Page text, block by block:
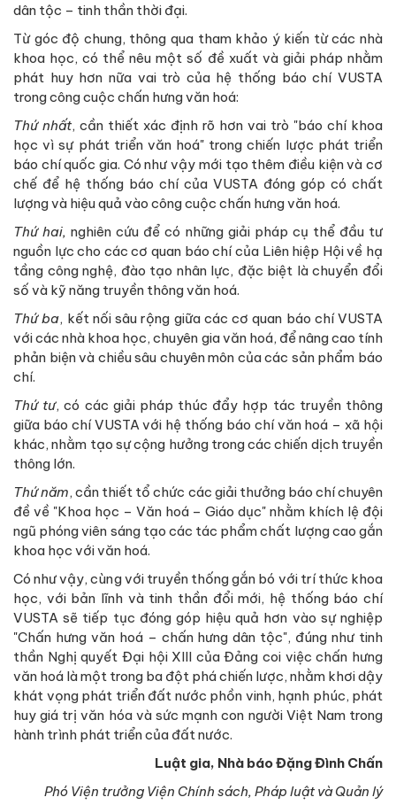
dân tộc – tinh thần thời đại.
Từ góc độ chung, thông qua tham khảo ý kiến từ các nhà
khoa học, có thể nêu một số đề xuất và giải pháp nhằm
phát huy hơn nữa vai trò của hệ thống báo chí VUSTA
trong công cuộc chấn hưng văn hoá:
Thứ nhất, cần thiết xác định rõ hơn vai trò "báo chí khoa
học vì sự phát triển văn hoá" trong chiến lược phát triển
báo chí quốc gia. Có như vậy mới tạo thêm điều kiện và cơ
chế để hệ thống báo chí của VUSTA đóng góp có chất
lượng và hiệu quả vào công cuộc chấn hưng văn hoá.
Thứ hai, nghiên cứu để có những giải pháp cụ thể đầu tư
nguồn lực cho các cơ quan báo chí của Liên hiệp Hội về hạ
tầng công nghệ, đào tạo nhân lực, đặc biệt là chuyển đổi
số và kỹ năng truyền thông văn hoá.
Thứ ba, kết nối sâu rộng giữa các cơ quan báo chí VUSTA
với các nhà khoa học, chuyên gia văn hoá, để nâng cao tính
phản biện và chiều sâu chuyên môn của các sản phẩm báo
chí.
Thứ tư, có các giải pháp thúc đẩy hợp tác truyền thông
giữa báo chí VUSTA với hệ thống báo chí văn hoá – xã hội
khác, nhằm tạo sự cộng hưởng trong các chiến dịch truyền
thông lớn.
Thứ năm, cần thiết tổ chức các giải thưởng báo chí chuyên
đề về "Khoa học – Văn hoá – Giáo dục" nhằm khích lệ đội
ngũ phóng viên sáng tạo các tác phẩm chất lượng cao gắn
khoa học với văn hoá.
Có như vậy, cùng với truyền thống gắn bó với trí thức khoa
học, với bản lĩnh và tinh thần đổi mới, hệ thống báo chí
VUSTA sẽ tiếp tục đóng góp hiệu quả hơn vào sự nghiệp
"Chấn hưng văn hoá – chấn hưng dân tộc", đúng như tinh
thần Nghị quyết Đại hội XIII của Đảng coi việc chấn hưng
văn hoá là một trong ba đột phá chiến lược, nhằm khơi dậy
khát vọng phát triển đất nước phồn vinh, hạnh phúc, phát
huy giá trị văn hóa và sức mạnh con người Việt Nam trong
hành trình phát triển của đất nước.
Luật gia, Nhà báo Đặng Đình Chấn
Phó Viện trưởng Viện Chính sách, Pháp luật và Quản lý